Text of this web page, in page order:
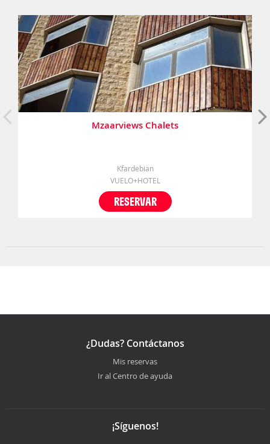
Mzaarviews Chalets
Kfardebian
VUELO+HOTEL
RESERVAR
¿Dudas? Contáctanos
Mis reservas
Ir al Centro de ayuda
¡Síguenos!